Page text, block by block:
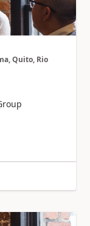
Quito, Rio